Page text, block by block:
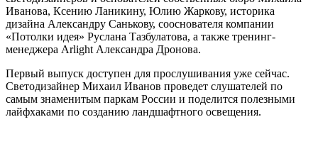
Иванова, Ксению Ланикину, Юлию Жаркову, историка
дизайна Александру Санькову, сооснователя компании
«Потолки идея» Руслана Тазбулатова, а также тренинг-
менеджера Arlight Александра Дронова.
Первый выпуск доступен для прослушивания уже сейчас.
Светодизайнер Михаил Иванов проведет слушателей по
самым знаменитым паркам России и поделится полезными
лайфхаками по созданию ландшафтного освещения.